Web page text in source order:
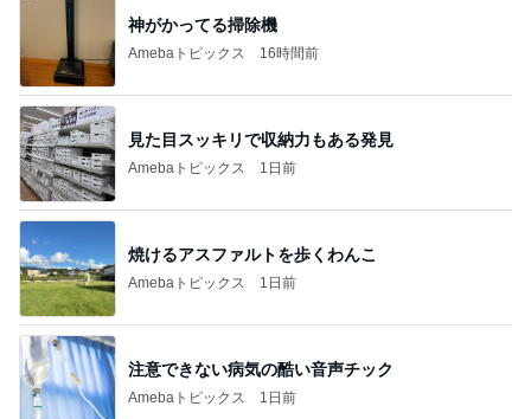
神がかってる掃除機
Amebaトピックス 16時間前
見た目スッキリで収納力もある発見
Amebaトピックス 1日前
焼けるアスファルトを歩くわんこ
Amebaトピックス 1日前
注意できない病気の酷い音声チック
Amebaトピックス 1日前